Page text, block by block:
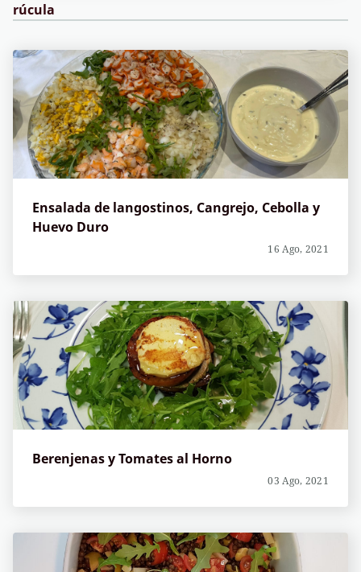
rúcula
Ensalada de langostinos, Cangrejo, Cebolla y
Huevo Duro
16 Ago, 2021
Berenjenas y Tomates al Horno
03 Ago, 2021